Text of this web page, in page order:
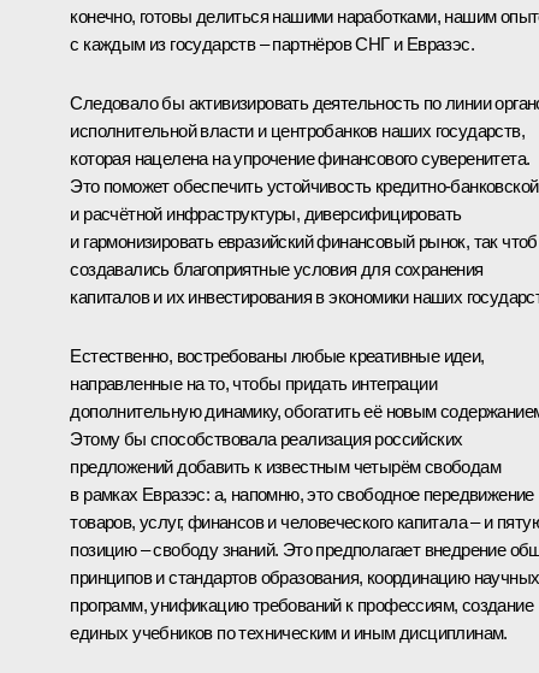
конечно, готовы делиться нашими наработками, нашим
с каждым из государств – партнёров СНГ и Евразэс.
Следовало бы активизировать деятельность по линии
исполнительной власти и центробанков наших государств,
которая нацелена на упрочение финансового суверенитета.
Это поможет обеспечить устойчивость кредитно-банковской
и расчётной инфраструктуры, диверсифицировать
и гармонизировать евразийский финансовый рынок, так
создавались благоприятные условия для сохранения
капиталов и их инвестирования в экономики наших
Естественно, востребованы любые креативные идеи,
направленные на то, чтобы придать интеграции
дополнительную динамику, обогатить её новым
Этому бы способствовала реализация российских
предложений добавить к известным четырём свободам
в рамках Евразэс: а, напомню, это свободное передвижение
товаров, услуг, финансов и человеческого капитала – и
позицию – свободу знаний. Это предполагает внедрение
принципов и стандартов образования, координацию научных
программ, унификацию требований к профессиям, создание
единых учебников по техническим и иным дисциплинам.